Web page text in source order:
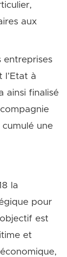
aux
entreprises
l’Etat à
ainsi finalisé
une
la
pour
est
et